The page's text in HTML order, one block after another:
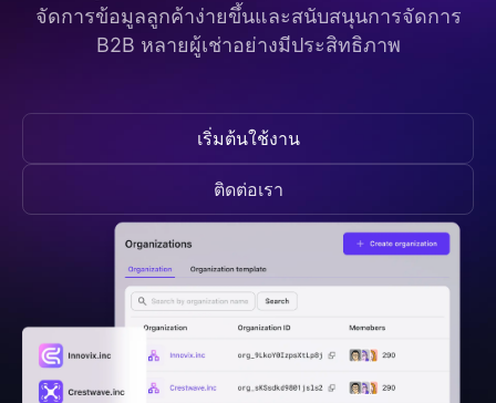
จัดการข้อมูลลูกค้าง่ายขึ้นและสนับสนุนการจัดการ
B2B หลายผู้เช่าอย่างมีประสิทธิภาพ
เริ่มต้นใช้งาน
ติดต่อเรา